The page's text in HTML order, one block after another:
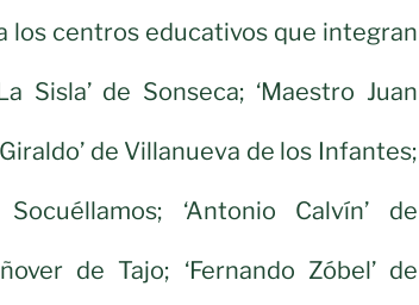
los centros educativos que integran
Sisla’ de Sonseca; ‘Maestro Juan
Giraldo’ de Villanueva de los Infantes;
‘Antonio Calvín’ de
de Tajo; ‘Fernando Zóbel’ de